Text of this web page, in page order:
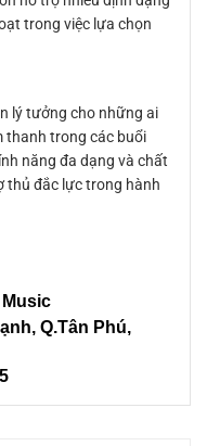
trong việc lựa chọn
lý tưởng cho những ai
thanh trong các buổi
năng đa dạng và chất
thủ đắc lực trong hành
, Q.Tân Phú,